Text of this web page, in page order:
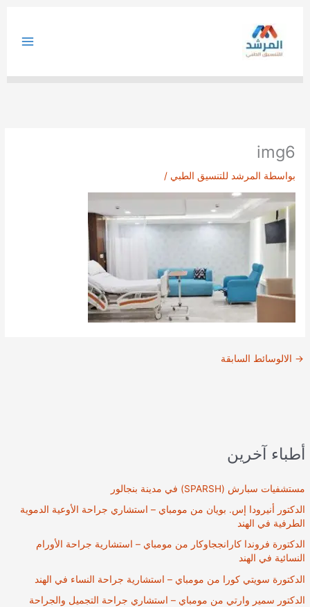
أطباء آخرين
مستشفيات سبارش (SPARSH) في مدينة بنجالور
الدكتور أنيرودا إس. بويان من مومباي – استشاري جراحة الأوعية الدموية
الطرفية في الهند
الدكتورة فروندا كارانججاوكار من مومباي – استشارية جراحة الأورام
النسائية في الهند
الدكتورة سويتي كورا من مومباي – استشارية جراحة النساء في الهند
الدكتور سمير وارتي من مومباي – استشاري جراحة التجميل والجراحة
img6
بواسطة المرشد للتنسيق الطبي/
→ الالوسائط السابقة